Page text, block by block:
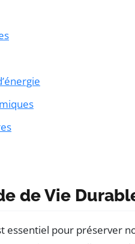
de Vie
essentiel pour préserver